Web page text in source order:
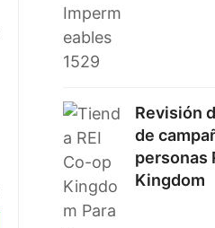
Revisión
de
personas
Kingdom